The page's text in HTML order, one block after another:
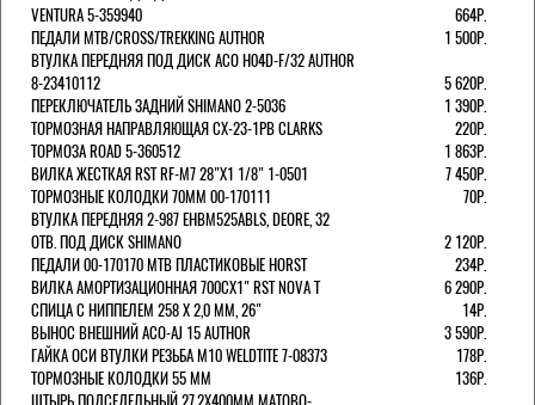
VENTURA 5-359940
664Р.
ПЕДАЛИ MTB/CROSS/TREKKING AUTHOR
1 500Р.
ВТУЛКА ПЕРЕДНЯЯ ПОД ДИСК ACO H04D-F/32 AUTHOR
8-23410112
5 620Р.
ПЕРЕКЛЮЧАТЕЛЬ ЗАДНИЙ SHIMANO 2-5036
1 390Р.
ТОРМОЗНАЯ НАПРАВЛЯЮЩАЯ CX-23-1PB CLARKS
220Р.
ТОРМОЗА ROAD 5-360512
1 863Р.
ВИЛКА ЖЕСТКАЯ RST RF-M7 28"Х1 1/8" 1-0501
7 450Р.
ТОРМОЗНЫЕ КОЛОДКИ 70ММ 00-170111
70Р.
ВТУЛКА ПЕРЕДНЯЯ 2-987 EHBM525ABLS, DEORE, 32
ОТВ. ПОД ДИСК SHIMANO
2 120Р.
ПЕДАЛИ 00-170170 МТВ ПЛАСТИКОВЫЕ HORST
234Р.
ВИЛКА АМОРТИЗАЦИОННАЯ 700СХ1" RST NOVA T
6 290Р.
СПИЦА С НИППЕЛЕМ 258 Х 2,0 ММ, 26"
14Р.
ВЫНОС ВНЕШНИЙ ACO-AJ 15 AUTHOR
3 590Р.
ГАЙКА ОСИ ВТУЛКИ РЕЗЬБА М10 WELDTITE 7-08373
178Р.
ТОРМОЗНЫЕ КОЛОДКИ 55 ММ
136Р.
ШТЫРЬ ПОДСЕДЕЛЬНЫЙ 27,2Х400ММ МАТОВО-